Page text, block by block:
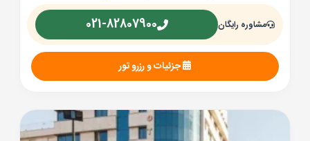
مشاوره رایگان 021-82807900
جزئیات و رزرو تور